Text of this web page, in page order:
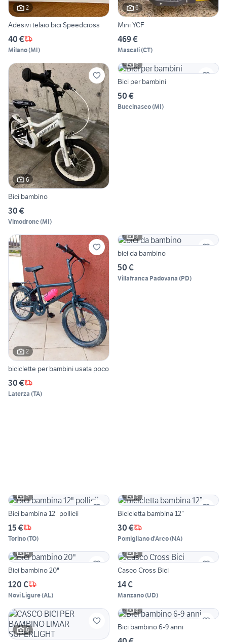
2
Adesivi telaio bici Speedcross
40 €
Milano(MI)
6
Mini YCF
469 €
Mascali(CT)
6
Bici bambino
30 €
Vimodrone(MI)
6
Bici per bambini
50 €
Buccinasco(MI)
2
biciclette per bambini usata poco
30 €
Laterza (TA)
3
bici da bambino
50 €
Villafranca Padovana (PD)
5
Bici bambina 12" pollicii
15 €
Torino(TO)
5
Bicicletta bambina 12”
30 €
Pomigliano d'Arco(NA)
4
Bici bambino 20"
120 €
Novi Ligure(AL)
3
Casco Cross Bici
14 €
Manzano(UD)
6
3
Bici bambino 6-9 anni